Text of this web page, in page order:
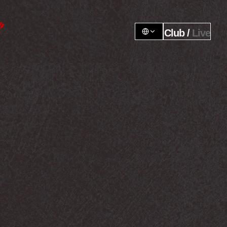
Club / Live